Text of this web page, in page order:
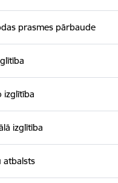
prasmes pārbaude
izglītība
izglītība
atbalsts